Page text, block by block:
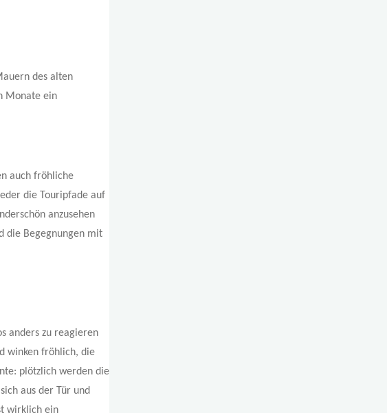
des alten
Monate ein
auch fröhliche
die Touripfade auf
anzusehen
die Begegnungen mit
anders zu reagieren
winken fröhlich, die
plötzlich werden die
aus der Tür und
wirklich ein